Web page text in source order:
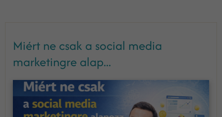
Miért ne csak a social media
marketingre alap...